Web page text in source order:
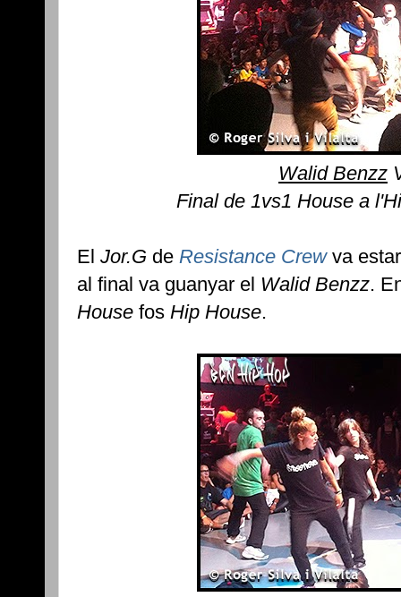
Walid Benzz
Final de 1vs1 House a
El Jor.G de Resistance Crewva
al final va guanyar el Walid Benzz.
House fos Hip House.